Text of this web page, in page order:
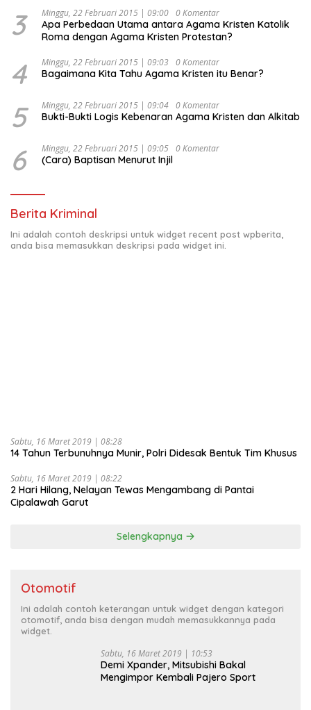
Indonesia Emas 2045”,
3 Minggu, 22 Februari 2015 | 09:00 0 Komentar
Apa Perbedaan Utama antara Agama Kristen Katolik
Roma dengan Agama Kristen Protestan?
4 Minggu, 22 Februari 2015 | 09:03 0 Komentar
Bagaimana Kita Tahu Agama Kristen itu Benar?
5 Minggu, 22 Februari 2015 | 09:04 0 Komentar
Bukti-Bukti Logis Kebenaran Agama Kristen dan Alkitab
6 Minggu, 22 Februari 2015 | 09:05 0 Komentar
(Cara) Baptisan Menurut Injil
Berita Kriminal
Ini adalah contoh deskripsi untuk widget recent post wpberita,
anda bisa memasukkan deskripsi pada widget ini.
Sabtu, 16 Maret 2019 | 08:28
14 Tahun Terbunuhnya Munir, Polri Didesak Bentuk Tim Khusus
Sabtu, 16 Maret 2019 | 08:22
2 Hari Hilang, Nelayan Tewas Mengambang di Pantai
Cipalawah Garut
Selengkapnya
Otomotif
Ini adalah contoh keterangan untuk widget dengan kategori
otomotif, anda bisa dengan mudah memasukkannya pada
widget.
Sabtu, 16 Maret 2019 | 10:53
Demi Xpander, Mitsubishi Bakal
Mengimpor Kembali Pajero Sport